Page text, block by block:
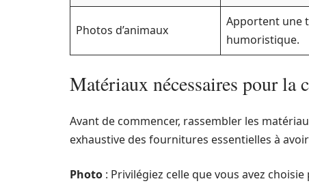
Photos d’animaux
Apportent une
humoristique.
Matériaux nécessaires pour la
Avant de commencer, rassembler les
exhaustive des fournitures essentielles à
Photo : Privilégiez celle que vous avez